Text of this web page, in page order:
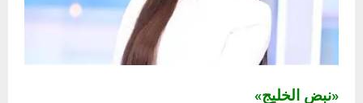
«نبض الخليج»